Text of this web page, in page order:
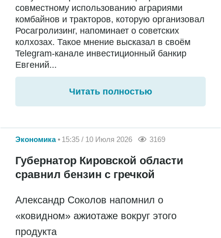
совместному использованию аграриями
комбайнов и тракторов, которую организовал
Росагролизинг, напоминает о советских
колхозах. Такое мнение высказал в своём
Telegram-канале инвестиционный банкир
Евгений...
Читать полностью
Экономика 15:35 / 10 Июля 2026 3169
Губернатор Кировской области
сравнил бензин с гречкой
Александр Соколов напомнил о
«ковидном» ажиотаже вокруг этого
продукта